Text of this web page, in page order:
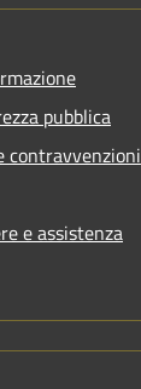
pubblica
contravvenzioni
e assistenza